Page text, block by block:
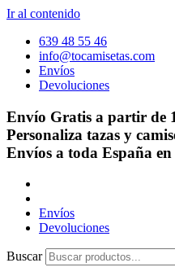
Ir al contenido
639 48 55 46
info@tocamisetas.com
Envíos
Devoluciones
Envío Gratis a partir de
Personaliza tazas y
Envíos a toda España en
Envíos
Devoluciones
Buscar